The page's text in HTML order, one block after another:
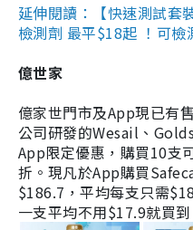
延伸閱讀：【快速測試套
檢測劑 最平$18起 ！可
億世家
億家世門市及App現已有
公司研發的Wesail、
App限定優惠，購買10支
折。現凡於App購買
$186.7，平均每支只需
一支平均不用$17.9就買